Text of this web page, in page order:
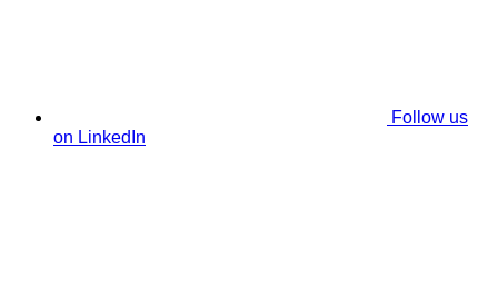
Follow us
on LinkedIn